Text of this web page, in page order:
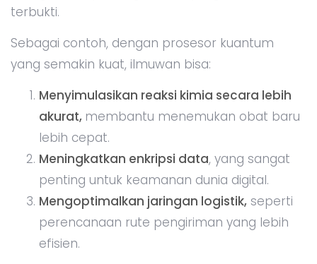
terbukti.
Sebagai contoh, dengan prosesor kuantum
yang semakin kuat, ilmuwan bisa:
Menyimulasikan reaksi kimia secara lebih
akurat, membantu menemukan obat baru
lebih cepat.
Meningkatkan enkripsi data, yang sangat
penting untuk keamanan dunia digital.
Mengoptimalkan jaringan logistik, seperti
perencanaan rute pengiriman yang lebih
efisien.